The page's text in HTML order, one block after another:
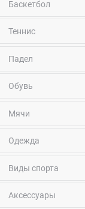
Баскетбол
Теннис
Падел
Обувь
Мячи
Одежда
Виды спорта
Аксессуары